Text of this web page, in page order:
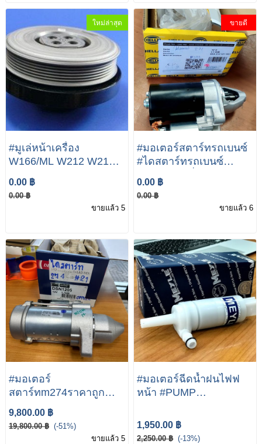
ใหม่ล่าสุด
#มูเล่หน้าเครื่อง
W166/ML W212 W213
X253 A651 035 19 12
BELT PULLEY
0.00 ฿
0.00 ฿
ขายแล้ว 5
ขายดี
#มอเตอร์สตาร์ทรถเบนซ์
#ไดสตาร์ทรถเบนซ์
#starter (เครื่อง เบนซิน
M271) W203 W204
W211 W212NGT R171
981
0.00 ฿
0.00 ฿
ขายแล้ว 6
#มอเตอร์
สตาร์ทm274ราคาถูก
#ไดสตาร์ทW205 ได
สตาร์ท รุ่น BENZ C-
CLASS CI S W218
9,800.00 ฿
19,800.00 ฿ (-51%)
ขายแล้ว 5
#มอเตอร์ฉีดน้ำฝนไฟฟ
หน้า #PUMP
1,950.00 ฿
2,250.00 ฿ (-13%)